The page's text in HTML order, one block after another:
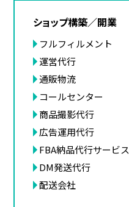
ショップ構築／開業
フルフィルメント
運営代行
通販物流
コールセンター
商品撮影代行
広告運用代行
FBA納品代行サービス
DM発送代行
配送会社